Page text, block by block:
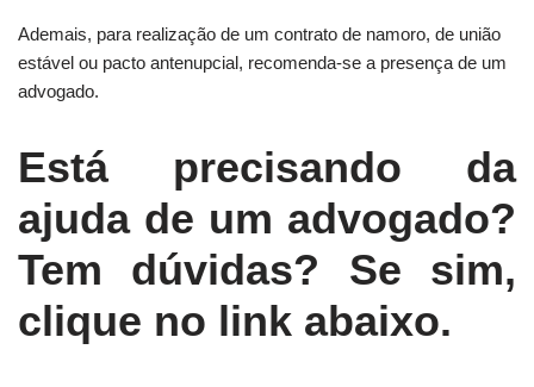
Ademais, para realização de um contrato de namoro, de união
estável ou pacto antenupcial, recomenda-se a presença de um
advogado.
Está precisando da
ajuda de um advogado?
Tem dúvidas? Se sim,
clique no link abaixo.